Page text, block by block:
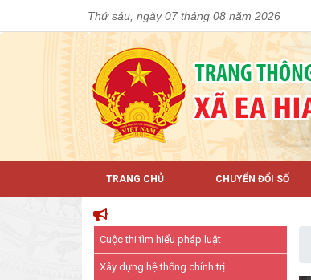
Thứ sáu, ngày 07 tháng 08 năm 2026
TRANG CHỦ CHUYỂN ĐỔI SỐ
Cuộc thi tìm hiểu pháp luật
Xây dựng hệ thống chính trị